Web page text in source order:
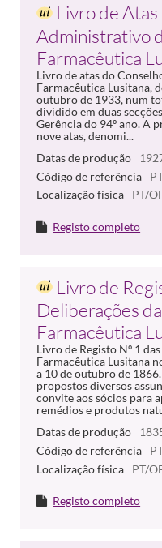
Livro de
Administrativo
Farmacêutica
Livro de atas do
Farmacêutica Lusitana,
outubro de 1933, num
dividido em duas
Gerência do 94º ano. A
nove atas, denomi...
Datas de produção
Código de referência
Localização física
PT/
Registo completo
Livro de
Deliberações
Farmacêutica
Livro de Registo Nº 1
Farmacêutica Lusitana
a 10 de outubro de
propostos diversos
convite aos sócios para
remédios e produtos
Datas de produção
Código de referência
Localização física
PT/
Registo completo